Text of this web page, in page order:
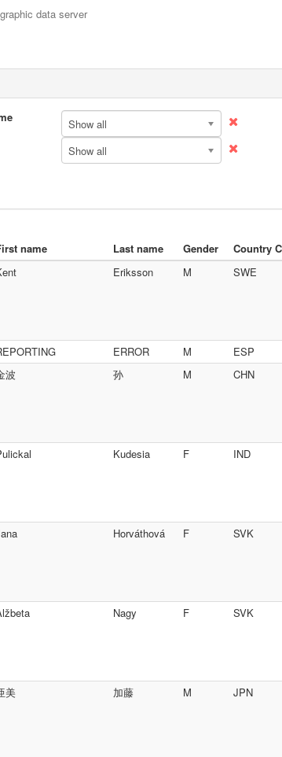
data server
Show all
Show all
name Last name Gender Country
Eriksson M SWE
ERROR M ESP
波 孙 M CHN
Kudesia F IND
Horváthová F SVK
Nagy F SVK
美 加藤 M JPN